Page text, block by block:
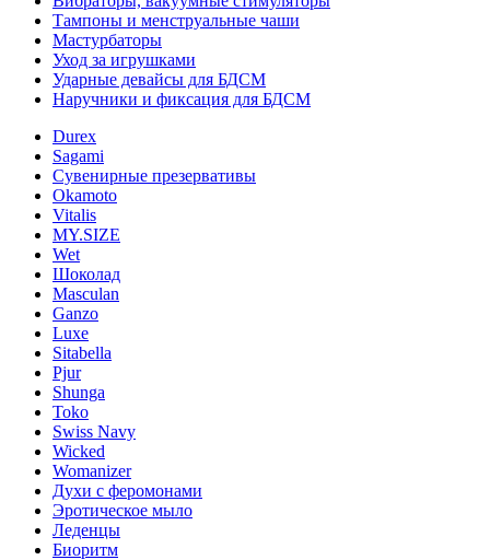
Тампоны и менструальные чаши
Мастурбаторы
Уход за игрушками
Ударные девайсы для БДСМ
Наручники и фиксация для БДСМ
Durex
Sagami
Сувенирные презервативы
Okamoto
Vitalis
MY.SIZE
Wet
Шоколад
Masculan
Ganzo
Luxe
Sitabella
Pjur
Shunga
Toko
Swiss Navy
Wicked
Womanizer
Духи с феромонами
Эротическое мыло
Леденцы
Биоритм